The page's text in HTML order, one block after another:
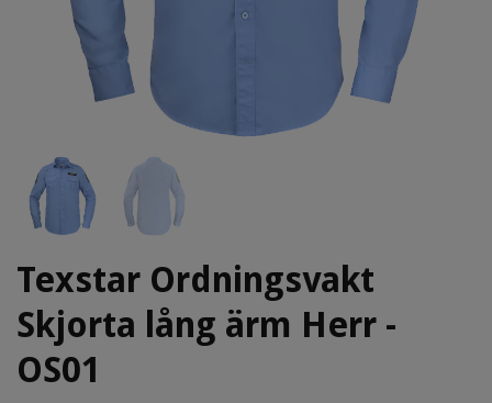
Texstar Ordningsvakt
Skjorta lång ärm Herr -
OS01